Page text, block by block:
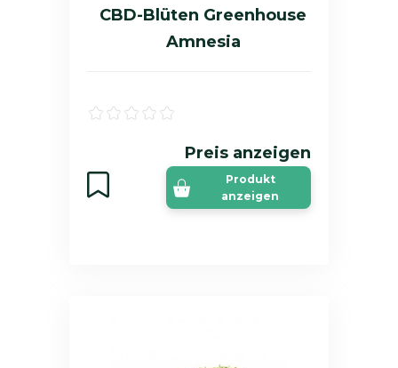
CBD-Blüten Greenhouse
Amnesia
Preis anzeigen
Produkt
anzeigen